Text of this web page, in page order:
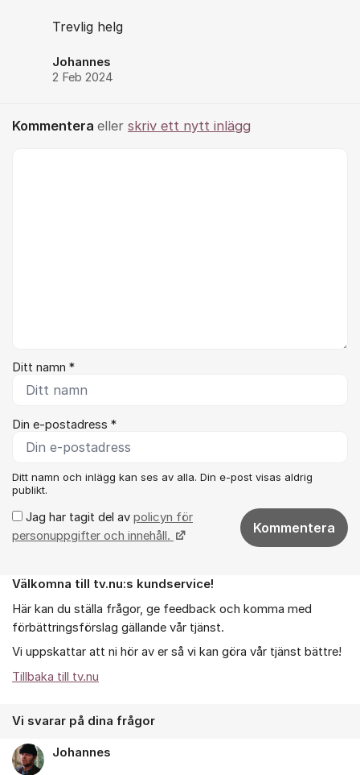
Trevlig helg
Johannes
2 Feb 2024
Kommentera eller skriv ett nytt inlägg
Ditt namn *
Din e-postadress *
Ditt namn och inlägg kan ses av alla. Din e-post visas aldrig
publikt.
Jag har tagit del av policyn för
personuppgifter och innehåll.
Kommentera
Om forumet
Välkomna till tv.nu:s kundservice!
Här kan du ställa frågor, ge feedback och komma med
förbättringsförslag gällande vår tjänst.
Vi uppskattar att ni hör av er så vi kan göra vår tjänst bättre!
Tillbaka till tv.nu
Vi svarar på dina frågor
Johannes